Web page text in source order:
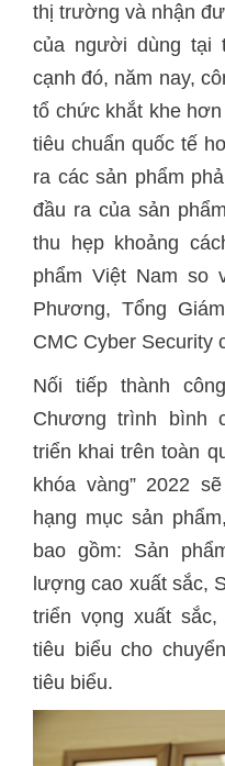
thị trường và nhận
của người dùng tại
cạnh đó, năm nay,
tổ chức khắt khe
tiêu chuẩn quốc tế
ra các sản phẩm
đầu ra của sản
thu hẹp khoảng
phẩm Việt Nam so
Phương, Tổng
CMC Cyber Security
Nối tiếp thành
Chương trình bình
triển khai trên toàn
khóa vàng” 2022
hạng mục sản
bao gồm: Sản
lượng cao xuất sắc,
triển vọng xuất
tiêu biểu cho
tiêu biểu.